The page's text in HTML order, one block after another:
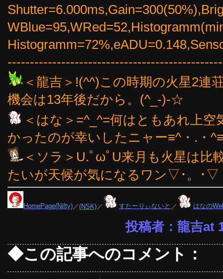
＜龍吉＞!(^^)この時期の火星2連
機会は13年後だから。(^_-)-☆
＜はな＞=^_^=何はともあれ上
かったのが幸いしたニャー≡^・.・
＜ソラ＞U.ﾟωﾟU来月も火星は比
たいが天候が気になるワン▽･。･▽
HomePage(Nifty) ／(NSK) ／ すたーりぃないと ／ はなの
投稿者：龍吉at
◆この記事へのコメント：